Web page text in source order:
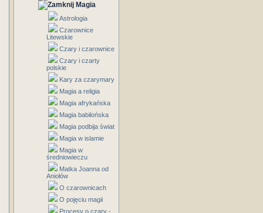
Magia
Astrologia
Czarownice
Litewskie
Czary i czarownice
Czary i czarty
polskie
Kary za czarymary
Magia a religia
Magia afrykańska
Magia babilońska
Magia podbija świat
Magia w islamie
Magia w
średniowieczu
Matka Joanna od
Aniołów
O czarownicach
O pojęciu magii
Procesy o czary -